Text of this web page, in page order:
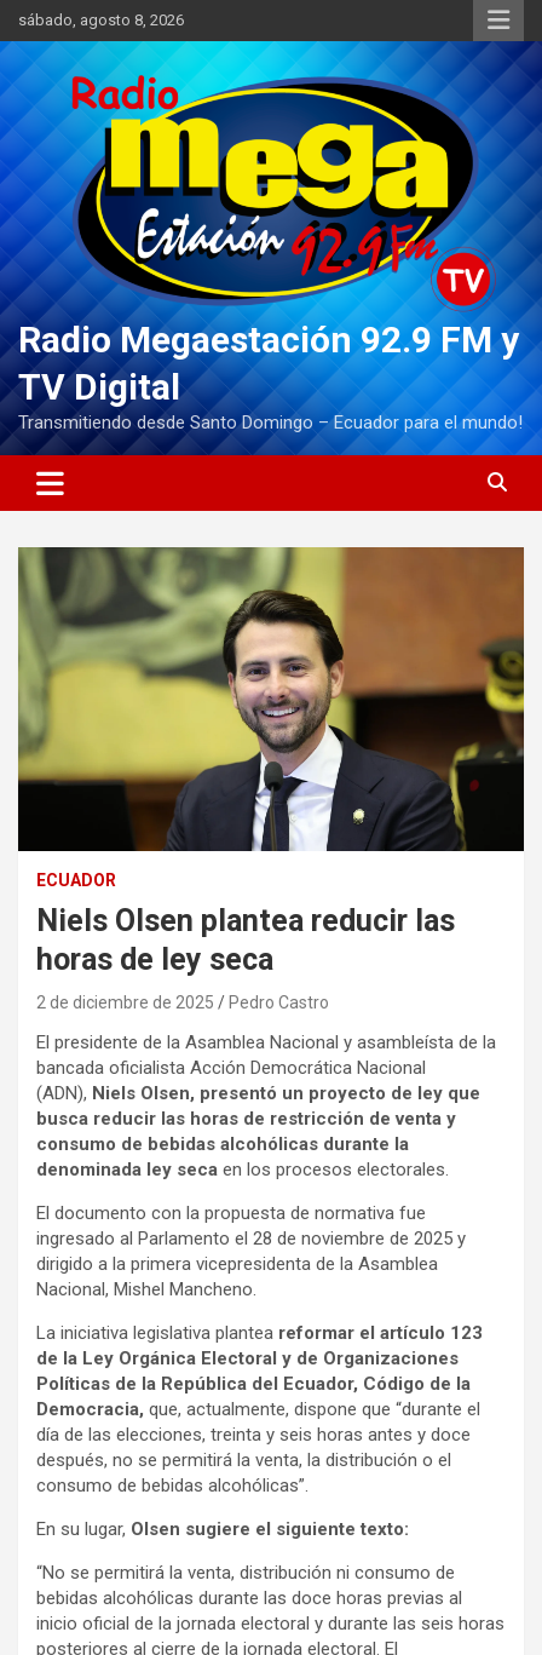
Saltar
al
contenido
sábado, agosto 8, 2026
Radio Megaestación 92.9 FM y
TV Digital
Transmitiendo desde Santo Domingo – Ecuador para el mundo!
ECUADOR
Niels Olsen plantea reducir las
horas de ley seca
2 de diciembre de 2025 Pedro Castro
El presidente de la Asamblea Nacional y asambleísta de la
bancada oficialista Acción Democrática Nacional
(ADN), Niels Olsen, presentó un proyecto de ley que
busca reducir las horas de restricción de venta y
consumo de bebidas alcohólicas durante la
denominada ley seca en los procesos electorales.
El documento con la propuesta de normativa fue
ingresado al Parlamento el 28 de noviembre de 2025 y
dirigido a la primera vicepresidenta de la Asamblea
Nacional, Mishel Mancheno.
La iniciativa legislativa plantea reformar el artículo 123
de la Ley Orgánica Electoral y de Organizaciones
Políticas de la República del Ecuador, Código de la
Democracia, que, actualmente, dispone que “durante el
día de las elecciones, treinta y seis horas antes y doce
después, no se permitirá la venta, la distribución o el
consumo de bebidas alcohólicas”.
En su lugar, Olsen sugiere el siguiente texto:
“No se permitirá la venta, distribución ni consumo de
bebidas alcohólicas durante las doce horas previas al
inicio oficial de la jornada electoral y durante las seis horas
posteriores al cierre de la jornada electoral. El